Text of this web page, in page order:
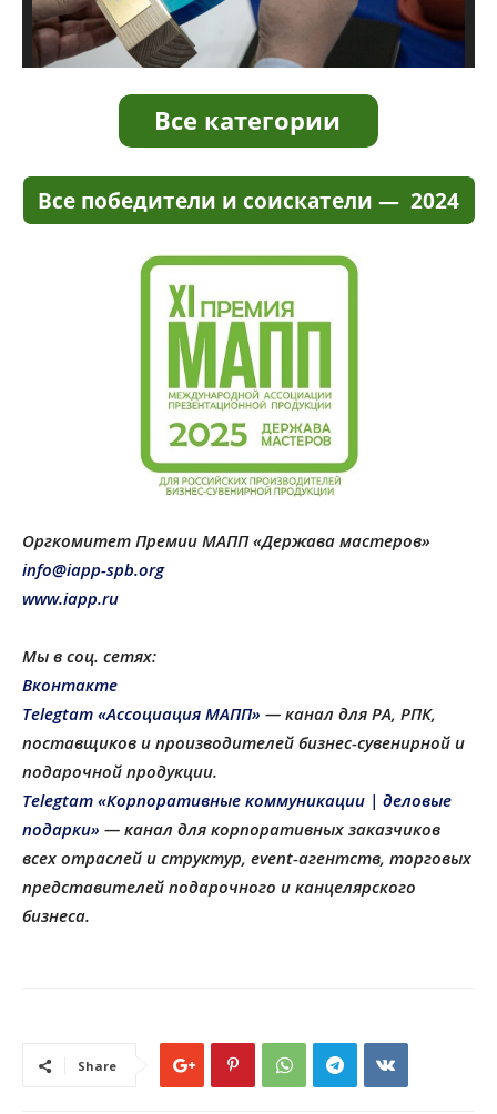
Оргкомитет Премии МАПП «Держава мастеров»
info@iapp-spb.org
www.iapp.ru
Мы в соц. сетях:
Вконтакте
Telegtam «Ассоциация МАПП» — канал для РА, РПК,
поставщиков и производителей бизнес-сувенирной и
подарочной продукции.
Telegtam «Корпоративные коммуникации | деловые
подарки» — канал для корпоративных заказчиков
всех отраслей и структур, еvent-агентств, торговых
представителей подарочного и канцелярского
бизнеса.
Share